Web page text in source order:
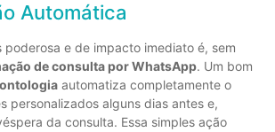
Automática
poderosa e de impacto imediato é, sem
de consulta por WhatsApp. Um bom
automatiza completamente o
personalizados alguns dias antes e,
da consulta. Essa simples ação